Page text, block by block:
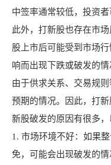
中签率通常较低，投资
此外，打新股也存在市
股上市后可能受到市场
响而出现下跌或破发的
由于供求关系、交易规
预期的情况。因此，打新
新股破发的原因有很多，
1. 市场环境不好：如果
免，可能会出现破发的情